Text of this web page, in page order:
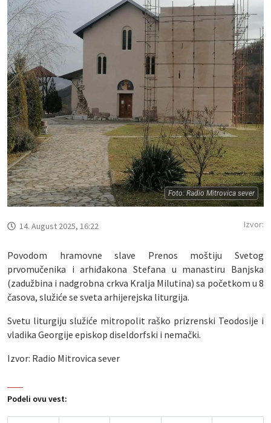
Foto: Radio Mitrovica sever
Podeli ovu vest:
14. August 2025, 16:22 Izvor:
Povodom hramovne slave Prenos moštiju Svetog
prvomučenika i arhiđakona Stefana u manastiru Banjska
(zadužbina i nadgrobna crkva Kralja Milutina) sa početkom u 8
časova, služiće se sveta arhijerejska liturgija.
Svetu liturgiju služiće mitropolit raško prizrenski Teodosije i
vladika Georgije episkop diseldorfski i nemački.
Izvor: Radio Mitrovica sever